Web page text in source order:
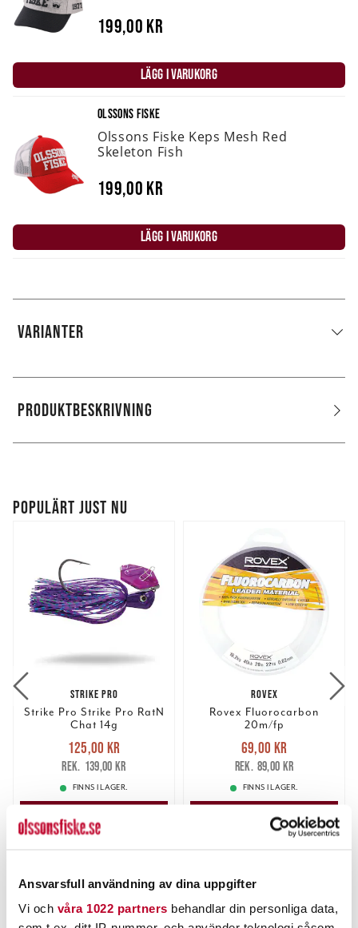
Ansvarsfull användning av dina uppgifter
Vi och våra 1022 partners behandlar din personliga data,
199,00 kr
LÄGG I VARUKORG
OLSSONS FISKE
Olssons Fiske Keps Mesh Red
Skeleton Fish
199,00 kr
LÄGG I VARUKORG
VARIANTER
PRODUKTBESKRIVNING
POPULÄRT JUST NU
STRIKE PRO
Strike Pro Strike Pro RatN
Chat 14g
Nuvarande pris
125,00 krTidigare pris
139,00 kr
125,00 kr
139,00 kr
FINNS I LAGER.
LÄS MER
ROVEX
Rovex Fluorocarbon
20m/fp
Nuvarande pris
69,00 krTidigare pris
89,00 kr
69,00 kr
89,00 kr
FINNS I LAGER.
LÄS MER
ANDRA TITTADE OCKSÅ PÅ